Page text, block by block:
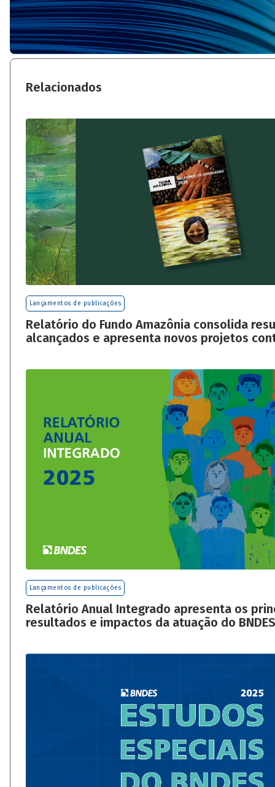
Relacionados
Lançamentos de publicações
Relatório do Fundo Amazônia consolida
alcançados e apresenta novos projetos
Lançamentos de publicações
Relatório Anual Integrado apresenta os
resultados e impactos da atuação do